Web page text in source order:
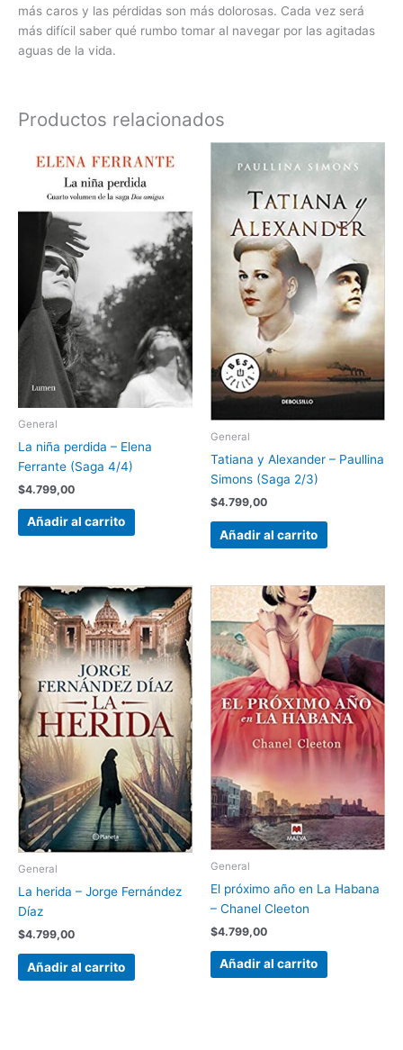
más caros y las pérdidas son más dolorosas. Cada vez será
más difícil saber qué rumbo tomar al navegar por las agitadas
aguas de la vida.
Productos relacionados
General
La niña perdida – Elena
Ferrante (Saga 4/4)
$4.799,00
Añadir al carrito
General
Tatiana y Alexander – Paullina
Simons (Saga 2/3)
$4.799,00
Añadir al carrito
General
La herida – Jorge Fernández
Díaz
$4.799,00
Añadir al carrito
General
El próximo año en La Habana
– Chanel Cleeton
$4.799,00
Añadir al carrito